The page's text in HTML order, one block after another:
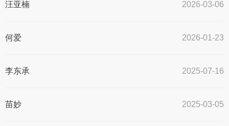
汪亚楠 2026-03-06
何爱 2026-01-23
李东承 2025-07-16
苗妙 2025-03-05